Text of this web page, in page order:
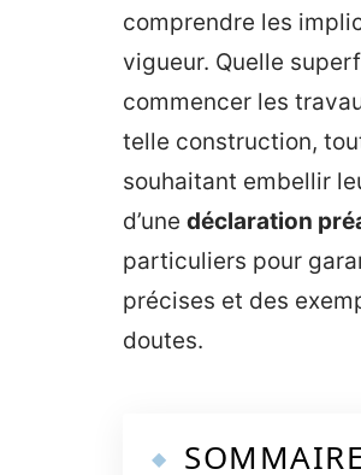
comprendre les
vigueur. Quelle
commencer les
telle construction,
souhaitant embellir
d’une déclaration
particuliers pour
précises et des
doutes.
SOMMAIRE